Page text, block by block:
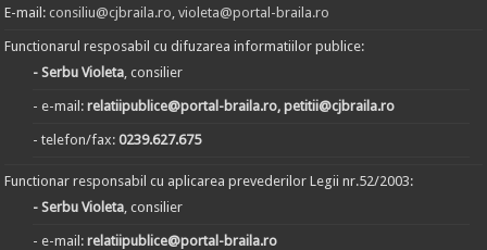
E-mail:consiliu@cjbraila.ro ,violeta@portal-braila.ro
Functionarul resposabil cu difuzarea informatiilor publice:
- Serbu Violeta , consilier
- e-mail:relatiipublice@portal-braila.ro, petitii@cjbraila.ro
- telefon/fax:0239.627.675
Functionar responsabil cu aplicarea prevederilor Legii nr.52/2003:
- Serbu Violeta , consilier
- e-mail:relatiipublice@portal-braila.ro